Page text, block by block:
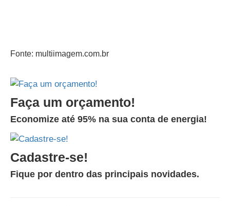
Fonte: multiimagem.com.br
Faça um orçamento!
Economize até 95% na sua conta de energia!
Cadastre-se!
Fique por dentro das principais novidades.